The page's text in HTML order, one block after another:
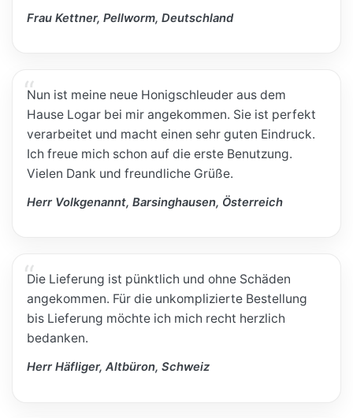
Frau Kettner, Pellworm, Deutschland
Nun ist meine neue Honigschleuder aus dem
Hause Logar bei mir angekommen. Sie ist perfekt
verarbeitet und macht einen sehr guten Eindruck.
Ich freue mich schon auf die erste Benutzung.
Vielen Dank und freundliche Grüße.
Herr Volkgenannt, Barsinghausen, Österreich
Die Lieferung ist pünktlich und ohne Schäden
angekommen. Für die unkomplizierte Bestellung
bis Lieferung möchte ich mich recht herzlich
bedanken.
Herr Häfliger, Altbüron, Schweiz